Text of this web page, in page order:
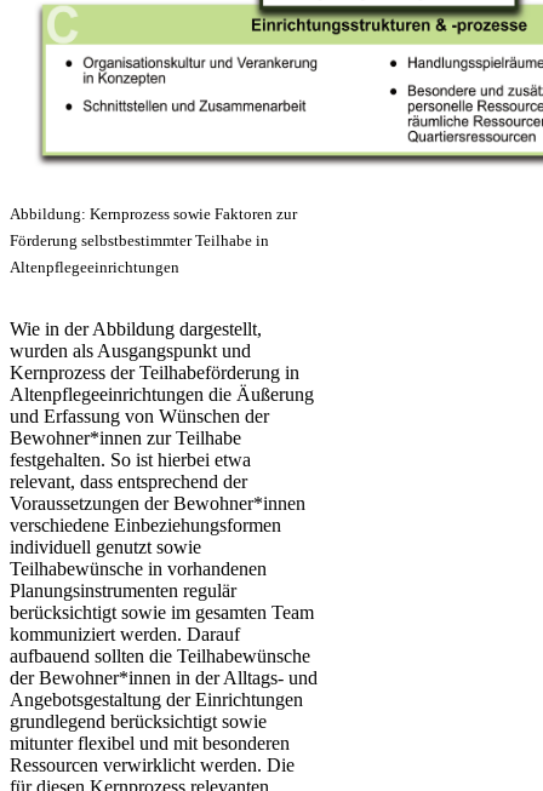
Abbildung: Kernprozess sowie Faktoren zur
Förderung selbstbestimmter Teilhabe in
Altenpflegeeinrichtungen
Wie in der Abbildung dargestellt,
wurden als Ausgangspunkt und
Kernprozess der Teilhabeförderung in
Altenpflegeeinrichtungen die Äußerung
und Erfassung von Wünschen der
Bewohner*innen zur Teilhabe
festgehalten. So ist hierbei etwa
relevant, dass entsprechend der
Voraussetzungen der Bewohner*innen
verschiedene Einbeziehungsformen
individuell genutzt sowie
Teilhabewünsche in vorhandenen
Planungsinstrumenten regulär
berücksichtigt sowie im gesamten Team
kommuniziert werden. Darauf
aufbauend sollten die Teilhabewünsche
der Bewohner*innen in der Alltags- und
Angebotsgestaltung der Einrichtungen
grundlegend berücksichtigt sowie
mitunter flexibel und mit besonderen
Ressourcen verwirklicht werden. Die